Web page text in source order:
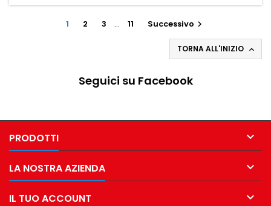
1 2 3 … 11 Successivo 
TORNA ALL'INIZIO 
Seguici su Facebook
PRODOTTI 
LA NOSTRA AZIENDA 
IL TUO ACCOUNT 